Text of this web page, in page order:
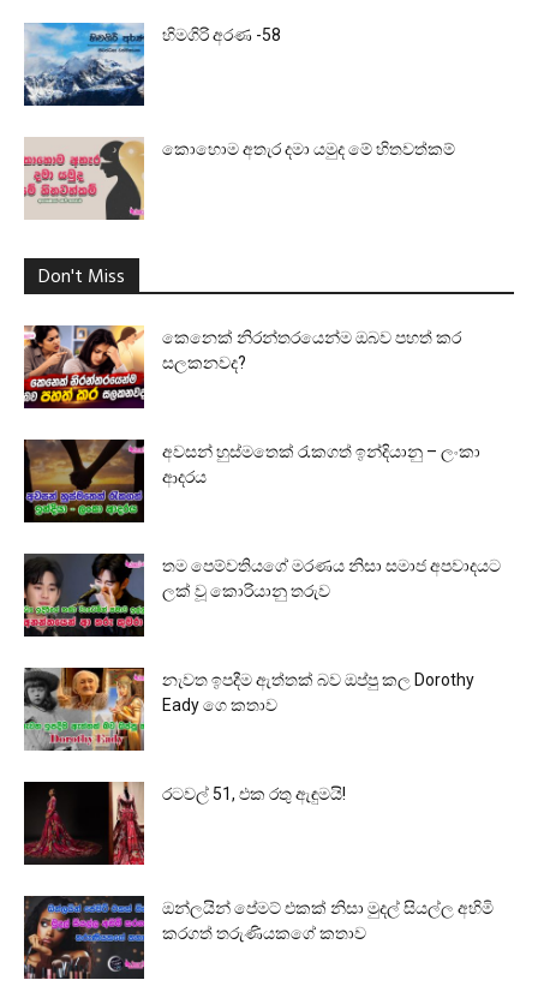
හිමගිරි අරණ -58
කොහොම අතැර දමා යමුද මේ හිතවත්කම්
Don't Miss
කෙනෙක් නිරන්තරයෙන්ම ඔබව පහත් කර
සලකනවද?
අවසන් හුස්මතෙක් රැකගත් ඉන්දියානු – ලංකා
ආදරය
තම පෙම්වතියගේ මරණය නිසා සමාජ අපවාදයට
ලක් වූ කොරියානු තරුව
නැවත ඉපදීම ඇත්තක් බව ඔප්පු කල Dorothy
Eady ගෙ කතාව
රටවල් 51, එක රතු ඇඳුමයි!
ඔන්ලයින් පේමට් එකක් නිසා මුදල් සියල්ල අහිමි
කරගත් තරුණියකගේ කතාව